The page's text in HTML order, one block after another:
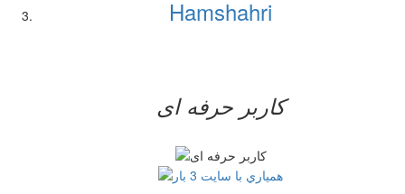
Hamshahri
کاربر حرفه ای